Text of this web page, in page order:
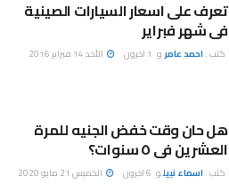
تعرف على اسعار السيارات الصينية
فى شهر فبراير
كتب : احمد عامر و 1 اخرون الأحد 14 فبراير 2016
هل حان وقت خفض الجنيه للمرة
العشرين فى ٥ سنوات؟
كتب : اسماء نبيلو 6 اخرون الخميس 21 مايو 2020